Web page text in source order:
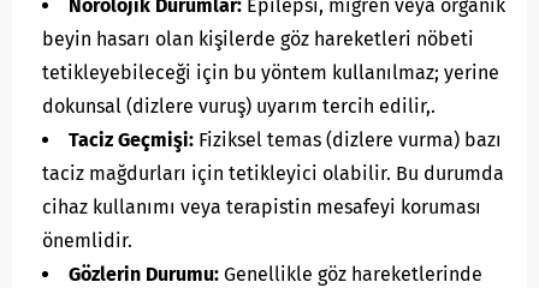
Nörolojik Durumlar: Epilepsi, migren veya organik
beyin hasarı olan kişilerde göz hareketleri nöbeti
tetikleyebileceği için bu yöntem kullanılmaz; yerine
dokunsal (dizlere vuruş) uyarım tercih edilir,.
Taciz Geçmişi: Fiziksel temas (dizlere vurma) bazı
taciz mağdurları için tetikleyici olabilir. Bu durumda
cihaz kullanımı veya terapistin mesafeyi koruması
önemlidir.
Gözlerin Durumu: Genellikle göz hareketlerinde